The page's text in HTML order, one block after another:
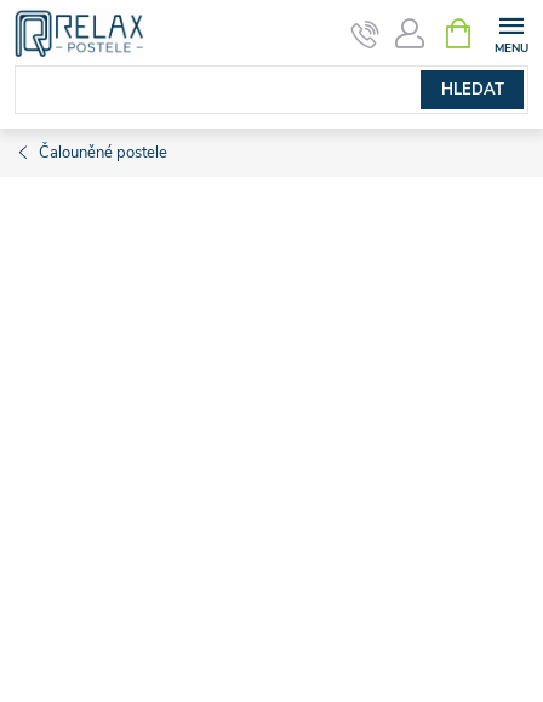
Přejít
obsah
HLEDAT
NÁKUPNÍ
KOŠÍK
Čalouněné postele